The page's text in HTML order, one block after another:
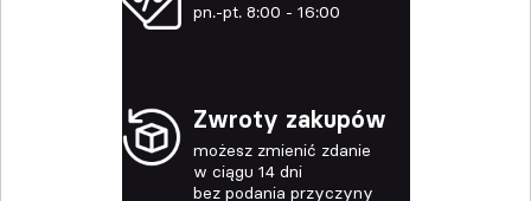
pn.-pt. 8:00 - 16:00
Zwroty zakupów
możesz zmienić zdanie
w ciągu 14 dni
bez podania przyczyny